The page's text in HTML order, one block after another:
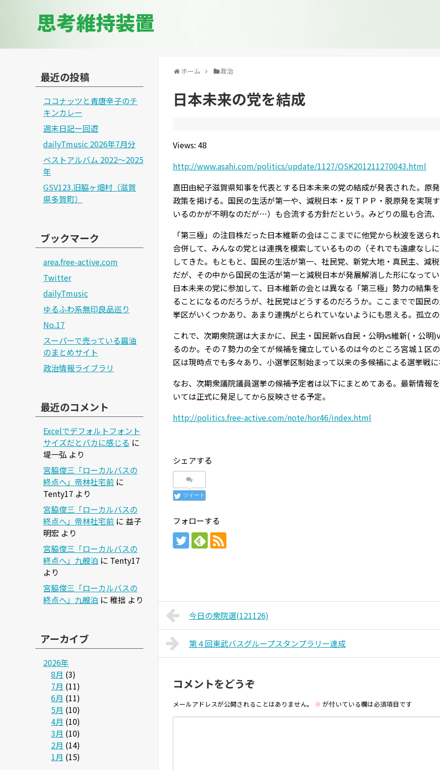
思考維持装置
ホーム 政治
日本未来の党を結成
Views: 48
http://www.asahi.com/politics/update/1127/OSK201211270043.html
嘉田由紀子滋賀県知事を代表とする日本未来の党の結成が発表された。原
政策を掲げる。国民の生活が第一や、減税日本・反ＴＰＰ・脱原発を実現
いるのかが不明なのだが…）も合流する方針だという。みどりの風も合流
「第三極」の注目株だった日本維新の会はここまでに他党から秋波を送
合併して、みんなの党とは連携を模索しているものの（それでも遠慮な
してきた。もともと、国民の生活が第一、社民党、新党大地・真民主、減
だが、その中から国民の生活が第一と減税日本が発展解消した形になって
日本未来の党に参加して、日本維新の会とは異なる「第三極」勢力の結集
ることになるのだろうが、社民党はどうするのだろうか。ここまでで国民
挙区がいくつかあり、あまり連携がとられていないようにも思える。孤立
これで、次期衆院選は大まかに、民主・国民新vs自民・公明vs維新(・公明
るのか。その７勢力の全てが候補を擁立しているのは今のところ宮城１区
区は現時点でも多々あり、小選挙区制始まって以来の多候補による選挙戦に
なお、次期衆議院議員選挙の候補予定者は以下にまとめてある。最新情報
いては正式に発足してから反映させる予定。
http://politics.free-active.com/note/hor46/index.html
シェアする
ツイート
フォローする
今日の衆院選(121126)
第４回東武バスグループスタンプラリー達成
コメントをどうぞ
メールアドレスが公開されることはありません。 ※ が付いている欄は必須項目です
最近の投稿
ココナッツと青唐辛子のチ
キンカレー
週末日記ー回遊
dailyTmusic 2026年7月分
ベストアルバム 2022～2025
年
GSV123.旧脇ヶ畑村（滋賀
県多賀町）
ブックマーク
area.free-active.com
Twitter
dailyTmusic
ゆるふわ系無印良品巡り
No.17
スーパーで売っている醤油
のまとめサイト
政治情報ライブラリ
最近のコメント
Excelでデフォルトフォント
サイズだとバカに感じる に
堤一弘 より
宮脇俊三「ローカルバスの
終点へ」帝林社宅前 に
Tenty17 より
宮脇俊三「ローカルバスの
終点へ」帝林社宅前 に 益子
明宏 より
宮脇俊三「ローカルバスの
終点へ」九艘泊 に Tenty17
より
宮脇俊三「ローカルバスの
終点へ」九艘泊 に 稚拙 より
アーカイブ
2026年
8月 (3)
7月 (11)
6月 (11)
5月 (10)
4月 (10)
3月 (10)
2月 (14)
1月 (15)